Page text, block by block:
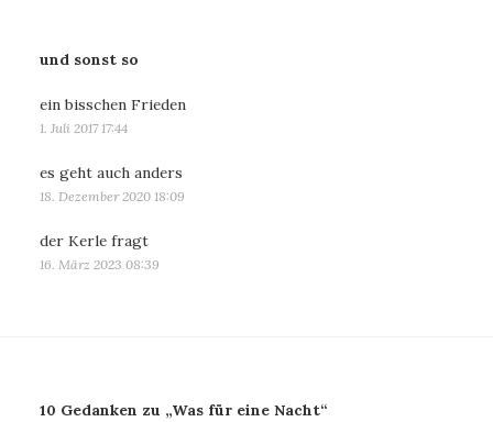
und sonst so
ein bisschen Frieden
1. Juli 2017 17:44
es geht auch anders
18. Dezember 2020 18:09
der Kerle fragt
16. März 2023 08:39
10 Gedanken zu „Was für eine Nacht“